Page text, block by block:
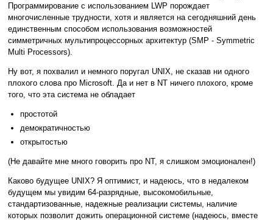
Программирование с использованием LWP порождает
многочисленные трудности, хотя и является на сегодняшний день
единственным способом использования возможностей
симметричных мультипроцессорных архитектур (SMP - Symmetric
Multi Processors).
Ну вот, я похвалил и немного поругал UNIX, не сказав ни одного
плохого слова про Microsoft. Да и нет в NT ничего плохого, кроме
того, что эта система не обладает
простотой
демократичностью
открытостью
(Не давайте мне много говорить про NT, я слишком эмоционален!)
Каково будущее UNIX? Я оптимист, и надеюсь, что в недалеком
будущем мы увидим 64-разрядные, высокомобильные,
стандартизованные, надежные реализации системы, наличие
которых позволит дожить операционной системе (надеюсь, вместе